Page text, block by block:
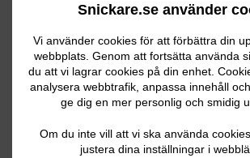
Snickare.se använder
Vi använder cookies för att förbättra din
webbplats. Genom att fortsätta använda
du att vi lagrar cookies på din enhet.
analysera webbtrafik, anpassa innehåll
ge dig en mer personlig och smidig
Om du inte vill att vi ska använda
justera dina inställningar i
Din e-postadress
Ditt telefonnummer